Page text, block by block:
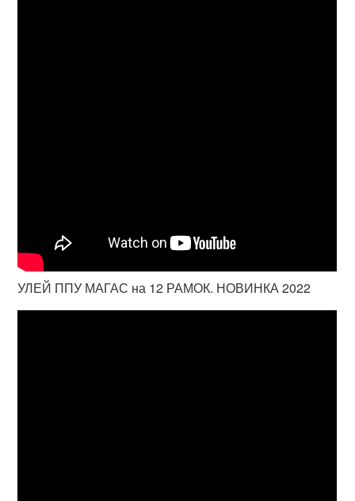
УЛЕЙ ППУ МАГАС на 12 РАМОК. НОВИНКА 2022